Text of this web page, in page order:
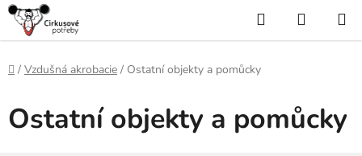
Přejít
obsah
Hledat
KOŠÍK
Domů
/ Vzdušná akrobacie / Ostatní objekty a pomůcky
Ostatní objekty a pomůcky